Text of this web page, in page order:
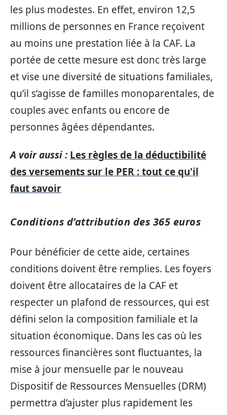
les plus modestes. En effet, environ 12,5
millions de personnes en France reçoivent
au moins une prestation liée à la CAF. La
portée de cette mesure est donc très large
et vise une diversité de situations familiales,
qu’il s’agisse de familles monoparentales, de
couples avec enfants ou encore de
personnes âgées dépendantes.
A voir aussi : Les règles de la déductibilité
des versements sur le PER : tout ce qu'il
faut savoir
Conditions d’attribution des 365 euros
Pour bénéficier de cette aide, certaines
conditions doivent être remplies. Les foyers
doivent être allocataires de la CAF et
respecter un plafond de ressources, qui est
défini selon la composition familiale et la
situation économique. Dans les cas où les
ressources financières sont fluctuantes, la
mise à jour mensuelle par le nouveau
Dispositif de Ressources Mensuelles (DRM)
permettra d’ajuster plus rapidement les